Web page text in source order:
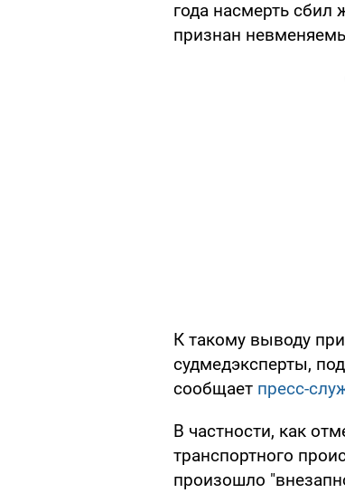
года насмерть
признан
К такому выводу
судмедэксперты,
сообщает пресс-
В частности, как
транспортного
произошло